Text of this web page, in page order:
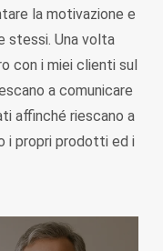
la motivazione e
stessi. Una volta
con i miei clienti sul
a comunicare
affinché riescano a
i propri prodotti ed i